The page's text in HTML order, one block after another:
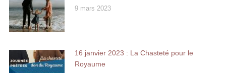
9 mars 2023
16 janvier 2023 : La Chasteté pour le
Royaume